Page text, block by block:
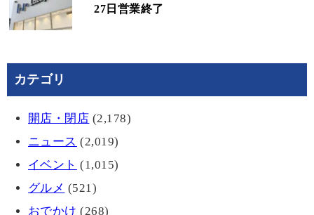
27日営業終了
カテゴリ
開店・閉店 (2,178)
ニュース (2,019)
イベント (1,015)
グルメ (521)
おでかけ (268)